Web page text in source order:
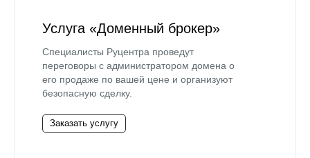
Услуга «Доменный брокер»
Специалисты Руцентра проведут
переговоры с администратором домена о
его продаже по вашей цене и организуют
безопасную сделку.
Заказать услугу